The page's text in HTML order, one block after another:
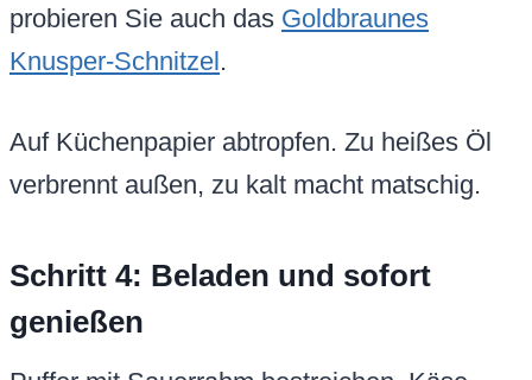
probieren Sie auch das Goldbraunes
Knusper-Schnitzel .
Auf Küchenpapier abtropfen. Zu heißes Öl
verbrennt außen, zu kalt macht matschig.
Schritt 4: Beladen und sofort
genießen